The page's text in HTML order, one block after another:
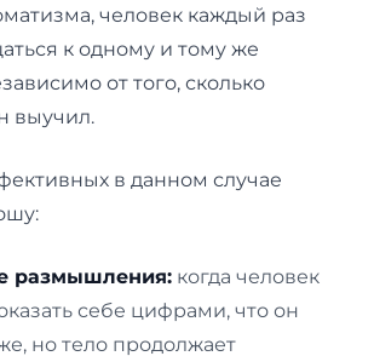
человек каждый раз
к одному и тому же
от того, сколько
выучил.
в данном случае
размышления: когда человек
себе цифрами, что он
но тело продолжает